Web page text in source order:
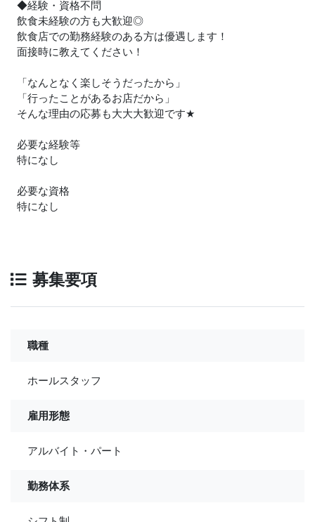
◆経験・資格不問
飲食未経験の方も大歓迎◎
飲食店での勤務経験のある方は優遇します！
面接時に教えてください！
「なんとなく楽しそうだったから」
「行ったことがあるお店だから」
そんな理由の応募も大大大歓迎です★
必要な経験等
特になし
必要な資格
特になし
募集要項
職種
ホールスタッフ
雇用形態
アルバイト・パート
勤務体系